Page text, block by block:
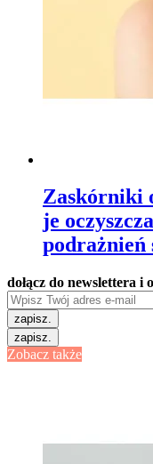
Zaskórniki
je
podrażnień
dołącz do newslettera i
zapisz.
zapisz.
Zobacz także